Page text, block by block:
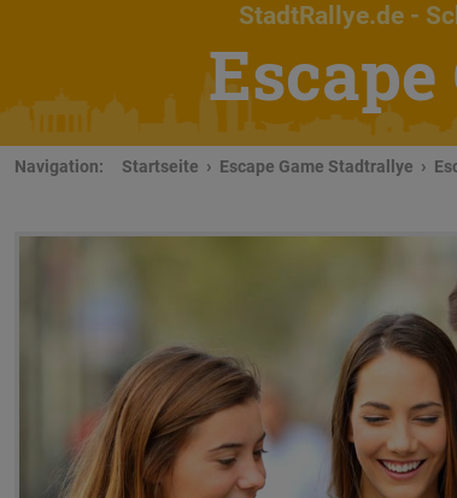
StadtRallye.de-
Navigation: Startseite Escape Game Stadtrallye